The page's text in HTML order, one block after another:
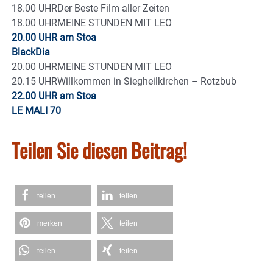
18.00 UHRDer Beste Film aller Zeiten
18.00 UHRMEINE STUNDEN MIT LEO
20.00 UHR am Stoa
BlackDia
20.00 UHRMEINE STUNDEN MIT LEO
20.15 UHRWillkommen in Siegheilkirchen – Rotzbub
22.00 UHR am Stoa
LE MALI 70
Teilen Sie diesen Beitrag!
teilen teilen
merken teilen
teilen teilen